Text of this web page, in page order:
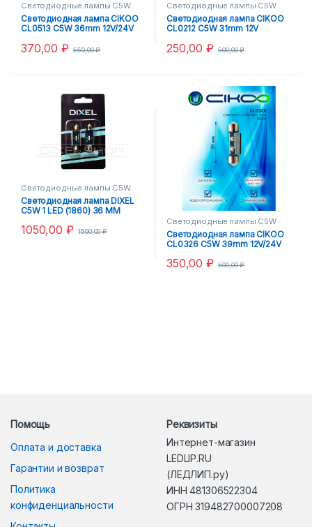
Светодиодные лампы C5W
Светодиодная лампа CIKOO
CL0513 C5W 36mm 12V/24V
370,00₽ 550,00₽
Светодиодные лампы C5W
Светодиодная лампа CIKOO
CL0212 C5W 31mm 12V
250,00₽ 500,00₽
Светодиодные лампы C5W
Светодиодная лампа DIXEL
C5W 1 LED (1860) 36 MM
1050,00 ₽ 1500,00₽
Светодиодные лампы C5W
Светодиодная лампа CIKOO
CL0326 C5W 39mm 12V/24V
350,00₽ 500,00₽
Помощь
Оплата и доставка
Гарантии и возврат
Политика
конфиденциальности
Реквизиты
Интернет-магазин
LEDLIP.RU
(ЛЕДЛИП.ру)
ИНН 481306522304
ОГРН 319482700007208